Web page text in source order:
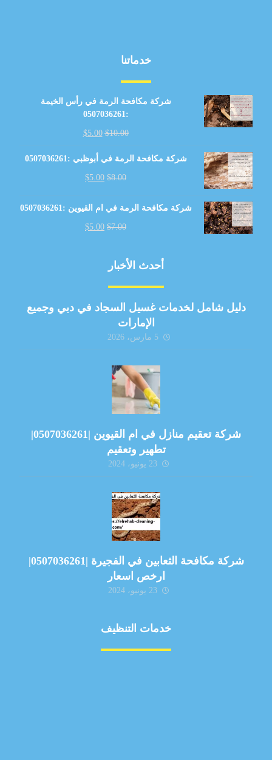
خدماتنا
شركة مكافحة الرمة في رأس الخيمة
:0507036261
$10.00
$5.00
شركة مكافحة الرمة في أبوظبي :0507036261
$8.00
$5.00
شركة مكافحة الرمة في ام القيوين :0507036261
$7.00
$5.00
أحدث الأخبار
دليل شامل لخدمات غسيل السجاد في دبي وجميع
الإمارات
5 مارس، 2026
شركة تعقيم منازل في ام القيوين |0507036261|
تطهير وتعقيم
23 يونيو، 2024
شركة مكافحة الثعابين في الفجيرة |0507036261|
ارخص اسعار
23 يونيو، 2024
خدمات التنظيف